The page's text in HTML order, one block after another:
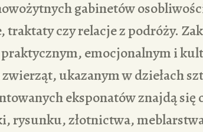
gabinetów
traktaty czy relacje z podróży.
emocjonalnym i
zwierząt, ukazanym w dziełach
eksponatów znajdą się
rysunku, złotnictwa,